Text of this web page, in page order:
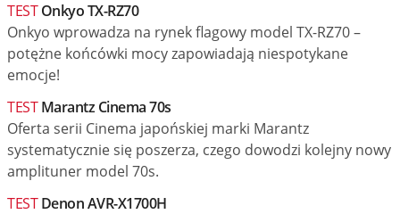
TESTOnkyo TX-RZ70
Onkyo wprowadza na rynek flagowy model TX-RZ70 –
potężne końcówki mocy zapowiadają niespotykane
emocje!
TESTMarantz Cinema 70s
Oferta serii Cinema japońskiej marki Marantz
systematycznie się poszerza, czego dowodzi kolejny nowy
amplituner model 70s.
TESTDenon AVR-X1700H